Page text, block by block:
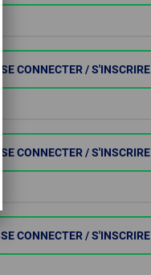
SE CONNECTER / S'INSCRIRE
SE CONNECTER / S'INSCRIRE
SE CONNECTER / S'INSCRIRE